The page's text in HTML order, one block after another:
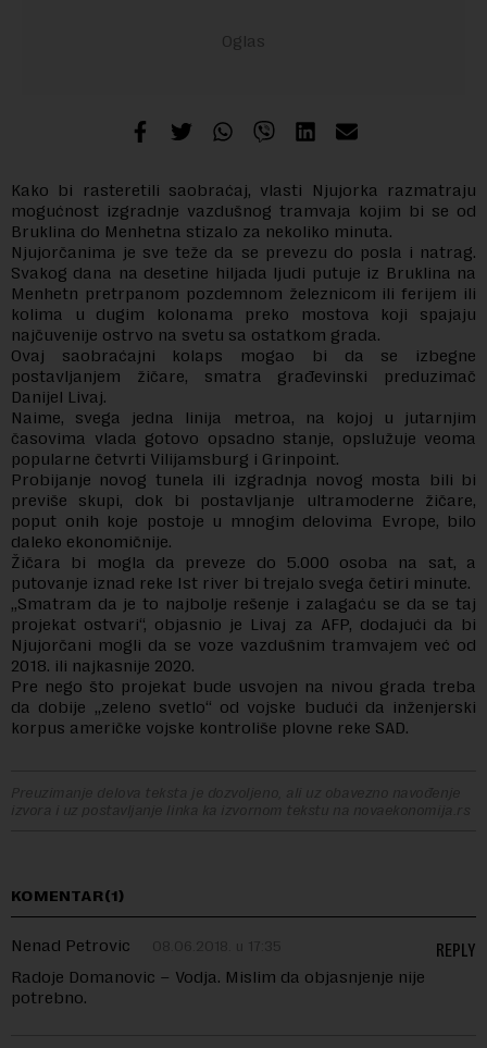
Kako bi rasteretili saobraćaj, vlasti Njujorka razmatraju
mogućnost izgradnje vazdušnog tramvaja kojim bi se od
Bruklina do Menhetna stizalo za nekoliko minuta.
Njujorčanima je sve teže da se prevezu do posla i natrag.
Svakog dana na desetine hiljada ljudi putuje iz Bruklina na
Menhetn pretrpanom pozdemnom železnicom ili ferijem ili
kolima u dugim kolonama preko mostova koji spajaju
najčuvenije ostrvo na svetu sa ostatkom grada.
Ovaj saobraćajni kolaps mogao bi da se izbegne
postavljanjem žičare, smatra građevinski preduzimač
Danijel Livaj.
Naime, svega jedna linija metroa, na kojoj u jutarnjim
časovima vlada gotovo opsadno stanje, opslužuje veoma
popularne četvrti Vilijamsburg i Grinpoint.
Probijanje novog tunela ili izgradnja novog mosta bili bi
previše skupi, dok bi postavljanje ultramoderne žičare,
poput onih koje postoje u mnogim delovima Evrope, bilo
daleko ekonomičnije.
Žičara bi mogla da preveze do 5.000 osoba na sat, a
putovanje iznad reke Ist river bi trejalo svega četiri minute.
„Smatram da je to najbolje rešenje i zalagaću se da se taj
projekat ostvari“, objasnio je Livaj za AFP, dodajući da bi
Njujorčani mogli da se voze vazdušnim tramvajem već od
2018. ili najkasnije 2020.
Pre nego što projekat bude usvojen na nivou grada treba
da dobije „zeleno svetlo“ od vojske budući da inženjerski
korpus američke vojske kontroliše plovne reke SAD.
Preuzimanje delova teksta je dozvoljeno, ali uz obavezno navođenje
izvora i uz postavljanje linka ka izvornom tekstu na novaekonomija.rs
KOMENTAR(1)
Nenad Petrovic 08.06.2018. u 17:35
Radoje Domanovic – Vodja. Mislim da objasnjenje nije
potrebno.
REPLY